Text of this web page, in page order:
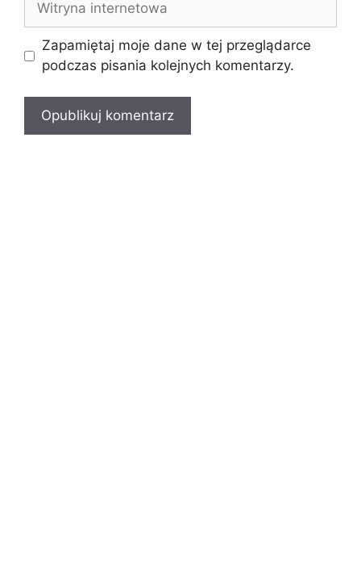
internetowa
Zapamiętaj moje dane w tej przeglądarce
podczas pisania kolejnych komentarzy.